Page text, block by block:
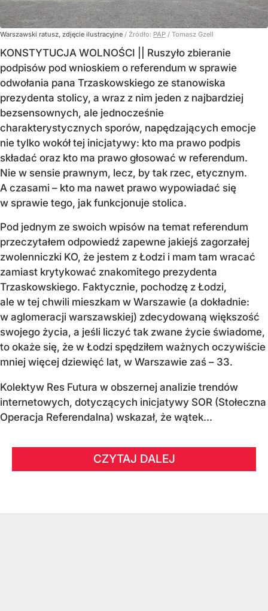
Warszawski ratusz, zdjęcie ilustracyjne / Źródło: PAP / Tomasz Gzell
KONSTYTUCJA WOLNOŚCI || Ruszyło zbieranie
podpisów pod wnioskiem o referendum w sprawie
odwołania pana Trzaskowskiego ze stanowiska
prezydenta stolicy, a wraz z nim jeden z najbardziej
bezsensownych, ale jednocześnie
charakterystycznych sporów, napędzających emocje
nie tylko wokół tej inicjatywy: kto ma prawo podpis
składać oraz kto ma prawo głosować w referendum.
Nie w sensie prawnym, lecz, by tak rzec, etycznym.
A czasami – kto ma nawet prawo wypowiadać się
w sprawie tego, jak funkcjonuje stolica.
Pod jednym ze swoich wpisów na temat referendum
przeczytałem odpowiedź zapewne jakiejś zagorzałej
zwolenniczki KO, że jestem z Łodzi i mam tam wracać
zamiast krytykować znakomitego prezydenta
Trzaskowskiego. Faktycznie, pochodzę z Łodzi,
ale w tej chwili mieszkam w Warszawie (a dokładnie:
w aglomeracji warszawskiej) zdecydowaną większość
swojego życia, a jeśli liczyć tak zwane życie świadome,
to okaże się, że w Łodzi spędziłem ważnych oczywiście
mniej więcej dziewięć lat, w Warszawie zaś – 33.
Kolektyw Res Futura w obszernej analizie trendów
internetowych, dotyczących inicjatywy SOR (Stołeczna
Operacja Referendalna) wskazał, że wątek...
CZYTAJ DALEJ